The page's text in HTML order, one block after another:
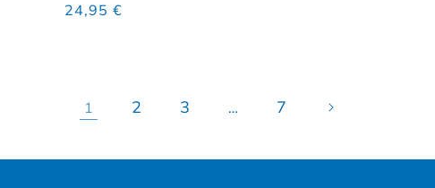
Normaler Preis
24,95 €
1 2 3 … 7